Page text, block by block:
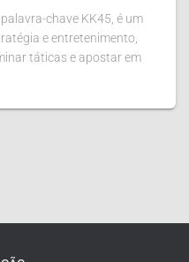
chave KK45, é um
e entretenimento,
táticas e apostar em